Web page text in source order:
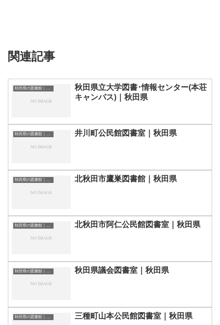
関連記事
秋田県の図書館｜勉強できる場所
秋田県立大学図書･情報センター(本荘
キャンパス)｜秋田県
秋田県の図書館｜勉強できる場所 井川町公民館図書室｜秋田県
秋田県の図書館｜勉強できる場所 北秋田市鷹巣図書館｜秋田県
秋田県の図書館｜勉強できる場所 北秋田市阿仁公民館図書室｜秋田県
秋田県議会図書室｜秋田県
三種町山本公民館図書室｜秋田県